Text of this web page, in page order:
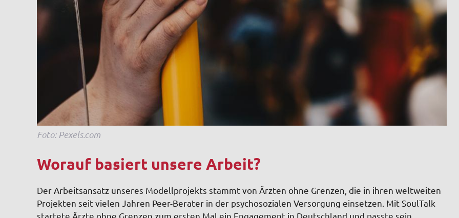
Foto: Pexels.com
Worauf basiert unsere Arbeit?
Der Arbeitsansatz unseres Modellprojekts stammt von Ärzten ohne Grenzen, die in ihren weltweiten
Projekten seit vielen Jahren Peer-Berater in der psychosozialen Versorgung einsetzen. Mit SoulTalk
startete Ärzte ohne Grenzen zum ersten Mal ein Engagement in Deutschland und passte sein